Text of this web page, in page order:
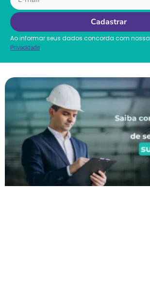
Cadastrar
Ao informar seus dados concorda com nossa
Privacidade.